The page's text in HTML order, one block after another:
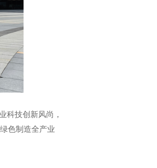
科技创新风尚，
色制造全产业